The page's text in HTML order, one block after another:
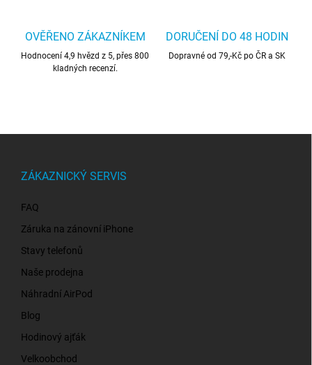
OVĚŘENO ZÁKAZNÍKEM
Hodnocení 4,9 hvězd z 5, přes 800
kladných recenzí.
DORUČENÍ DO 48 HODIN
Dopravné od 79,-Kč po ČR a SK
ZÁKAZNICKÝ SERVIS
FAQ
Záruka na zánovní iPhone
Stavy telefonů
Naše prodejna
Náhradní AirPod
Blog
Hodinový ajťák
Velkoobchod